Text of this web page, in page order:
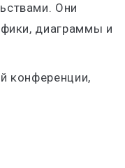
Они
диаграммы и
конференции,